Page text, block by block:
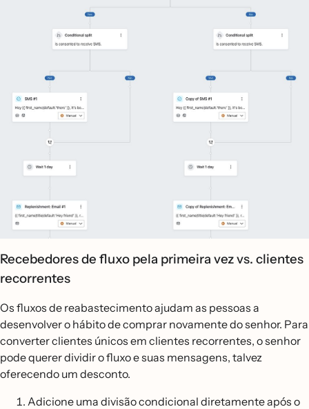
Recebedores de fluxo pela primeira vez vs. clientes
recorrentes
Os fluxos de reabastecimento ajudam as pessoas a
desenvolver o hábito de comprar novamente do senhor. Para
converter clientes únicos em clientes recorrentes, o senhor
pode querer dividir o fluxo e suas mensagens, talvez
oferecendo um desconto.
Adicione uma divisão condicional diretamente após o